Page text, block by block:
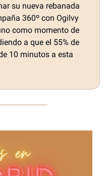
su nueva rebanada
360º con Ogilvy
como momento de
a que el 55% de
10 minutos a esta